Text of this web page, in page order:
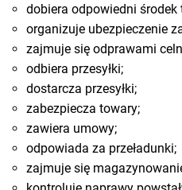
dobiera odpowiedni środek
organizuje ubezpieczenie
zajmuje się odprawami
odbiera przesyłki;
dostarcza przesyłki;
zabezpiecza towary;
zawiera umowy;
odpowiada za przeładunki;
zajmuje się